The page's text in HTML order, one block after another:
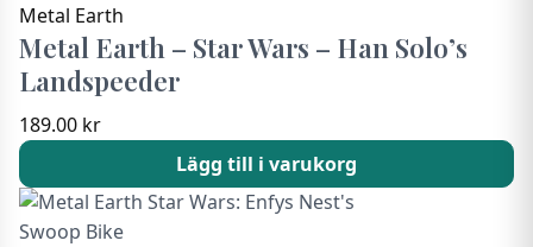
Metal Earth
Metal Earth – Star Wars – Han Solo’s
Landspeeder
189.00 kr
Lägg till i varukorg